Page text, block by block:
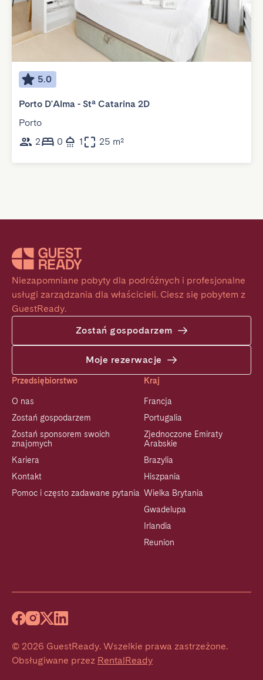
5.0
Porto D'Alma - Stª Catarina 2D
Porto
2
0 1 25 m²
Niezapomniane pobyty dla podróżnych i profesjonalne
usługi zarządzania dla właścicieli. Ciesz się pobytem z
GuestReady.
Zostań gospodarzem
Moje rezerwacje
Przedsiębiorstwo
O nas
Zostań gospodarzem
Zostań sponsorem swoich
znajomych
Kariera
Kontakt
Pomoc i często zadawane pytania
Kraj
Francja
Portugalia
Zjednoczone Emiraty
Arabskie
Brazylia
Hiszpania
Wielka Brytania
Gwadelupa
Irlandia
Reunion
© 2026 GuestReady. Wszelkie prawa zastrzeżone.
Obsługiwane przez RentalReady